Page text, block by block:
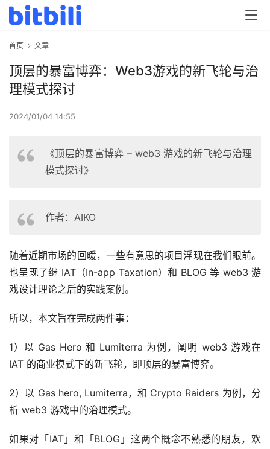
首页 文章
顶层的暴富博弈：Web3游戏的新飞轮与治
理模式探讨
2024/01/04 14:55
《顶层的暴富博弈 – web3 游戏的新飞轮与治理
模式探讨》
作者：AIKO
随着近期市场的回暖，一些有意思的项目浮现在我们眼前。
也呈现了继 IAT（In-app Taxation）和 BLOG 等 web3 游
戏设计理论之后的实践案例。
所以，本文旨在完成两件事：
1）以 Gas Hero 和 Lumiterra 为例，阐明 web3 游戏在
IAT 的商业模式下的新飞轮，即顶层的暴富博弈。
2）以 Gas hero, Lumiterra，和 Crypto Raiders 为例，分
析 web3 游戏中的治理模式。
如果对「IAT」和「BLOG」这两个概念不熟悉的朋友，欢